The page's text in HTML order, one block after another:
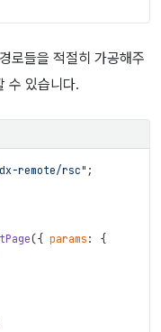
로들을 적절히 가공해주
수 있습니다.
remote/rsc" ;
({ params :
{